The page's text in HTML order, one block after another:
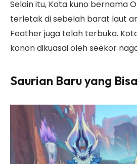
Selain itu, Kota kuno bernama
terletak di sebelah barat laut
Feather juga telah terbuka.
konon dikuasai oleh seekor
Saurian Baru yang